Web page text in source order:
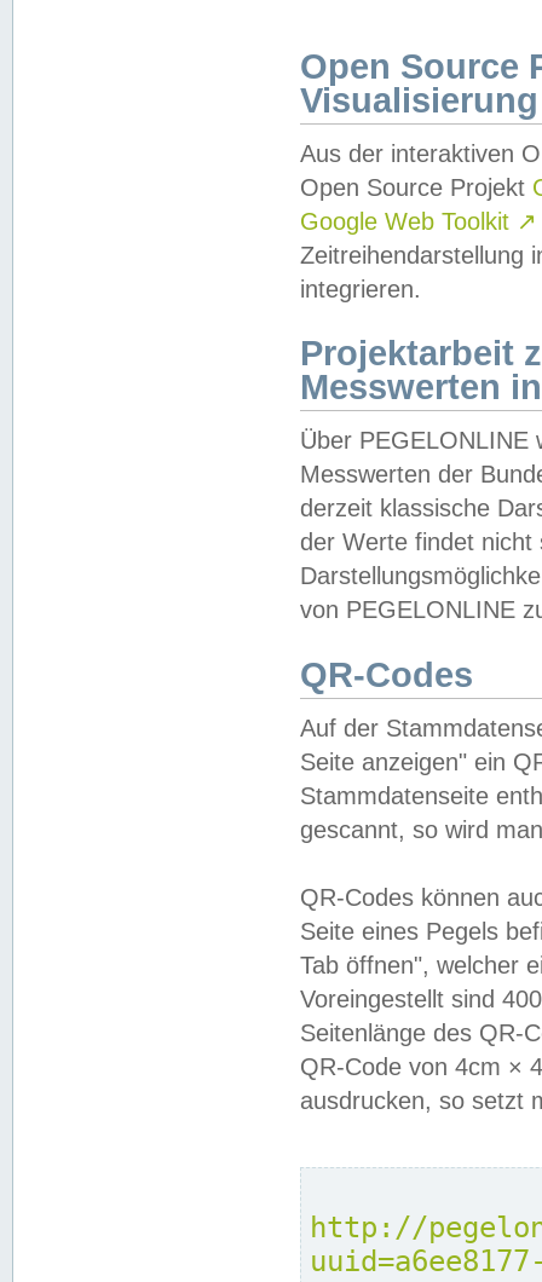
Open Source
Visualisierung
Aus der interaktiven
Open Source Projekt
Google Web Toolkit ↗
Zeitreihendarstellung
integrieren.
Projektarbeit
Messwerten
Über PEGELONLINE
Messwerten der
derzeit klassische
der Werte findet
von PEGELONLINE
QR-Codes
Auf der
Seite anzeigen" ein
Stammdatenseite
gescannt, so wird
QR-Codes können
Seite eines Pegels
Tab öffnen", welcher
Voreingestellt sind
Seitenlänge des QR-
QR-Code von 4cm ×
ausdrucken, so setzt
http://